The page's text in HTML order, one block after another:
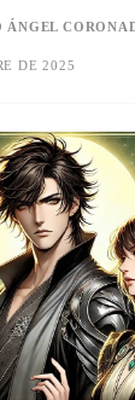
ÁNGEL
DE 2025